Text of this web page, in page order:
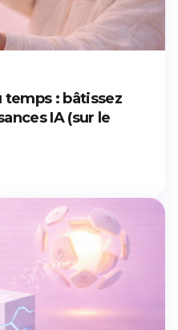
: bâtissez
IA (sur le